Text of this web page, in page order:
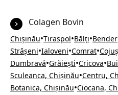
Colagen Bovin
Chișinău•Tiraspol•Bălți•Bender
Strășeni•Ialoveni•Comrat•
Dumbravă•Grăiești•Cricova•
Sculeanca, Chișinău•Centru,
Botanica, Chișinău•Ciocana,